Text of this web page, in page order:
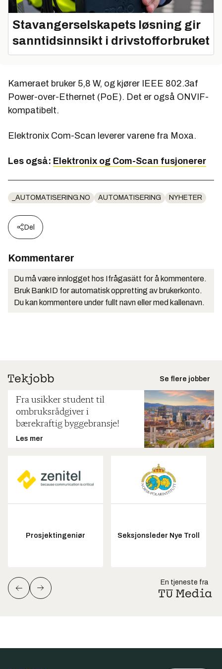
Stavangerselskapets løsning gir
sanntidsinnsikt i drivstofforbruket
Kameraet bruker 5,8 W, og kjører IEEE 802.3af
Power-over-Ethernet (PoE). Det er også ONVIF-
kompatibelt.
Elektronix Com-Scan leverer varene fra Moxa.
Les også: Elektronix og Com-Scan fusjonerer
_AUTOMATISERING.NO AUTOMATISERING NYHETER
Del
Kommentarer
Du må være innlogget hos Ifrågasätt for å kommentere.
Bruk BankID for automatisk oppretting av brukerkonto.
Du kan kommentere under fullt navn eller med kallenavn.
Se flere jobber
Fra usikker student til
ombruksrådgiver i
bærekraftig byggebransje!
Les mer
Prosjektingeniør Seksjonsleder Nye Troll
En tjeneste fra